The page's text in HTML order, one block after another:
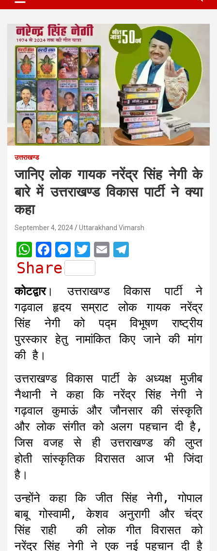
उत्तराखण्ड
जानिए लोक गायक नरेंद्र सिंह नेगी के
बारे में उत्तराखण्ड विकास पार्टी ने क्या
कहा
September 4, 2024 Uttarakhand Vimarsh
W
h
t
s
p
p
F
a
b
o
o
M
e
s
s
n
g
r
T
w
i
t
t
e
r
E
e
g
r
a
Share
कोटद्वार। उत्तराखण्ड विकास पार्टी ने
गढ़वाल हृदय सम्राट लोक गायक नरेंद्र
सिंह नेगी को पद्म विभूषण राष्ट्रीय
पुरस्कार हेतु नामांकित किए जाने की मांग
की है।
उत्तराखण्ड विकास पार्टी के अध्यक्ष मुजीब
नैथानी ने कहा कि नरेंद्र सिंह नेगी ने
गढ़वाल कुमाऊं और जौनसार की संस्कृति
और लोक संगीत को अलग पहचान दी है,
जिस वजह से ही उत्तराखण्ड की लुप्त
होती सांस्कृतिक विरासत आज भी जिंदा
है।
उन्होंने कहा कि जीत सिंह नेगी, गोपाल
बाबू गोस्वामी, केशव अनुरागी और चंद्र
सिंह राही की लोक गीत विरासत को
नरेंद्र सिंह नेगी ने एक नई पहचान दी है